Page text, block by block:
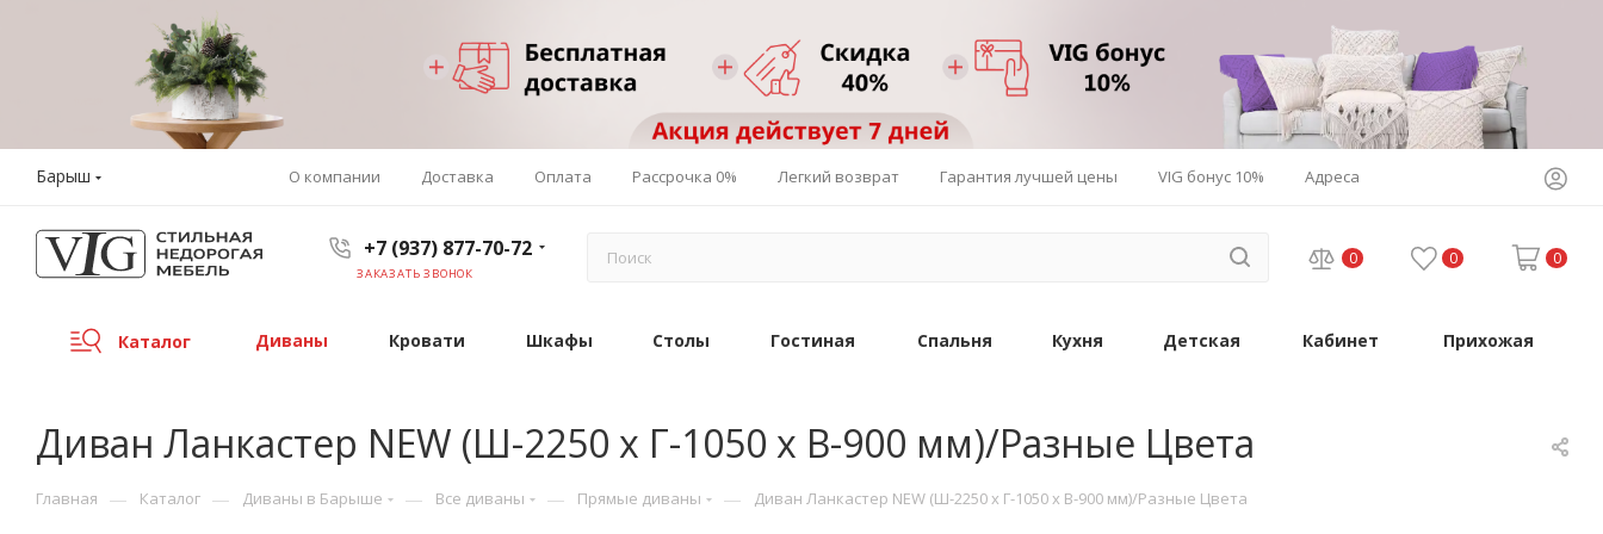
Барыш О компании Доставка Оплата Рассрочка 0% Легкий возврат Гарантия лучшей цены VIG бонус 10% Адреса
+7 (937) 877-70-72
ЗАКАЗАТЬ ЗВОНОК
0 0 0
Каталог Диваны Кровати Шкафы Столы Гостиная Спальня Кухня Детская Кабинет Прихожая
Диван Ланкастер NEW (Ш-2250 х Г-1050 х В-900 мм)/Разные Цвета
Главная — Каталог — Диваны в Барыше — Все диваны — Прямые диваны — Диван Ланкастер NEW (Ш-2250 х Г-1050 х В-900 мм)/Разные Цвета